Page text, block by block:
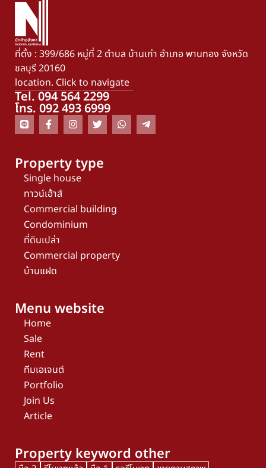
ที่ตั้ง : 399/686 หมู่ที่ 2 ตำบล บ้านเก่า อำเภอ พานทอง จังหวัด
ชลบุรี 20160
location. Click to navigate
Tel. 094 564 2299
โทร. 092 493 6999
Property type
Single house
ทาวน์เฮ้าส์
Commercial building
Condominium
ที่ดินเปล่า
Commercial property
บ้านแฝด
Menu website
Home
Sale
Rent
ทีมเอเจนต์
Portfolio
Join Us
Article
Property keyword other